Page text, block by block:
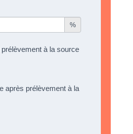
%
à la source
après prélèvement à la